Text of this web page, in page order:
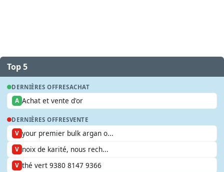
Top 5
DERNIÈRES OFFRESACHAT
A Achat et vente d'or
DERNIÈRES OFFRESVENTE
V your premier bulk argan o...
V noix de karité, nous rech...
V thé vert 9380 8147 9366